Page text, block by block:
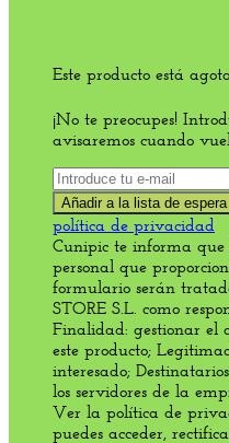
Este producto está
¡No te preocupes!
avisaremos cuando
política de privacidad
Cunipic te informa que
personal que
formulario serán
STORE S.L. como
Finalidad: gestionar el
este producto;
interesado;
los servidores de la
Ver la política de
puedes acceder,